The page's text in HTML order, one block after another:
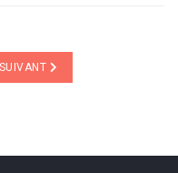
: LES ESCARGOTS
ARTICLE SUIVANT : INSULINE
SUIVANT